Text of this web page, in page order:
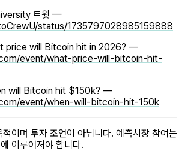
트윗 —
status/1735797028985159888
price will Bitcoin hit in 2026? —
event/what-price-will-bitcoin-hit-
will Bitcoin hit $150k? —
event/when-will-bitcoin-hit-150k
이며 투자 조언이 아닙니다. 예측시장 참여는
이루어져야 합니다.